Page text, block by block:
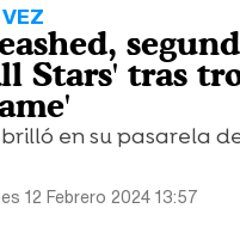
Stars' tras
en su pasarela
12 Febrero 2024 13:57